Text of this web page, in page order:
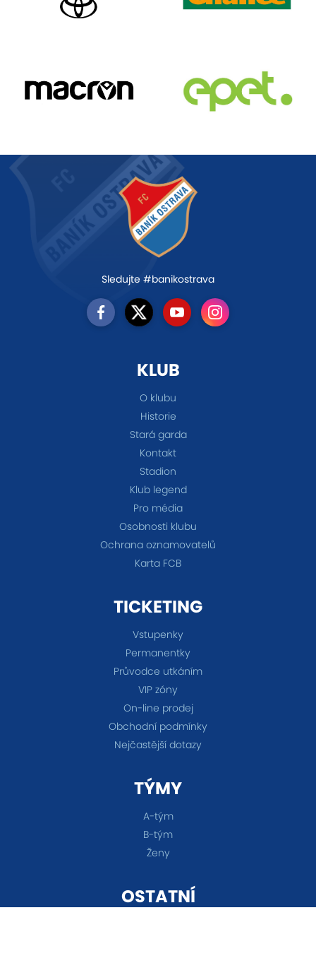
Sledujte #banikostrava
KLUB
O klubu
Historie
Stará garda
Kontakt
Stadion
Klub legend
Pro média
Osobnosti klubu
Ochrana oznamovatelů
Karta FCB
TICKETING
Vstupenky
Permanentky
Průvodce utkáním
VIP zóny
On-line prodej
Obchodní podmínky
Nejčastější dotazy
TÝMY
A-tým
B-tým
Ženy
OSTATNÍ